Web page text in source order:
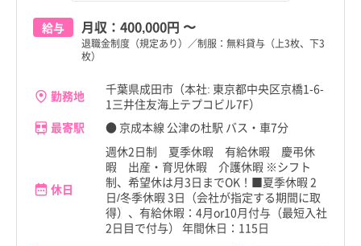
給与 月収： 400,000円 〜
退職金制度（規定あり）／制服：無料貸与（上3枚、下3
枚）
勤務地
千葉県成田市（本社: 東京都中央区京橋1-6-
1三井住友海上テプコビル7F）
最寄駅
● 京成本線 公津の杜駅 バス・車7分
休日
週休2日制 夏季休暇 有給休暇 慶弔休
暇 出産・育児休暇 介護休暇 ※シフト
制、希望休は月3日までOK！■夏季休暇 2
日/冬季休暇 3日（会社が指定する期間に取
得）、有給休暇：4月or10月付与（最短入社
2日目で付与） 年間休日：115日